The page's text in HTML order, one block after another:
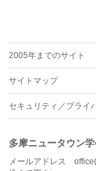
2005年までのサイト
サイトマップ
セキュリティ／プライ
多摩ニュータウン
メールアドレス